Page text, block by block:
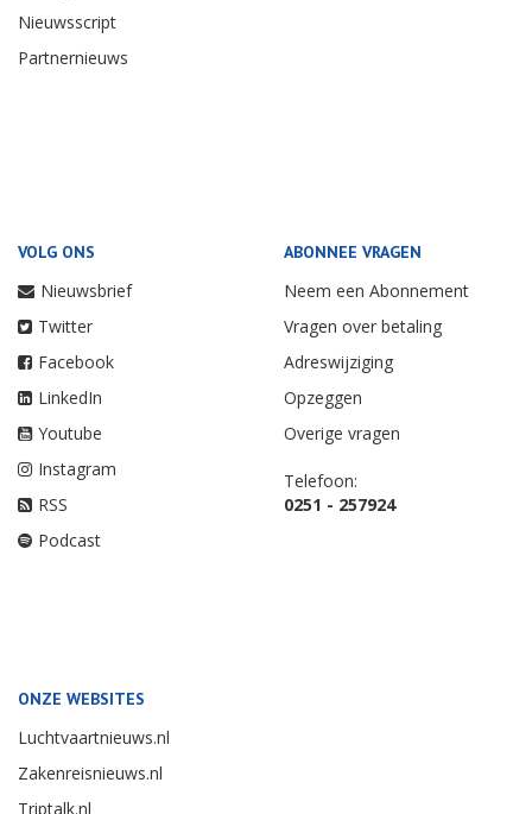
Nieuwsscript
Partnernieuws
VOLG ONS
Nieuwsbrief
Twitter
Facebook
LinkedIn
Youtube
Instagram
RSS
Podcast
ABONNEE VRAGEN
Neem een Abonnement
Vragen over betaling
Adreswijziging
Opzeggen
Overige vragen
Telefoon:
0251 - 257924
ONZE WEBSITES
Luchtvaartnieuws.nl
Zakenreisnieuws.nl
Triptalk.nl